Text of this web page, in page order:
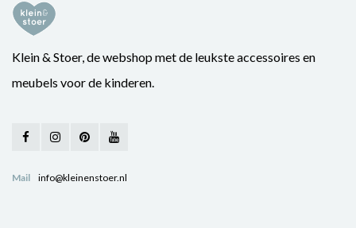
Klein & Stoer, de webshop met de leukste accessoires en
meubels voor de kinderen.
Mail info@kleinenstoer.nl